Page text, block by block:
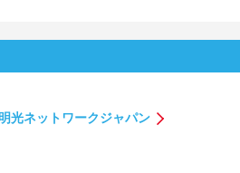
光ネットワークジャパン